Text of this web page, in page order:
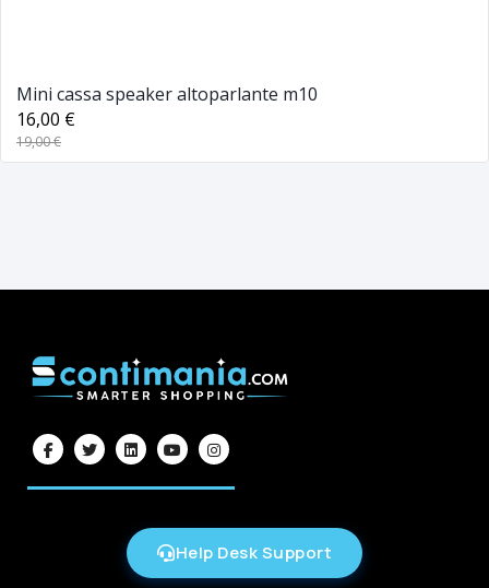
Mini cassa speaker altoparlante m10
16,00 €
19,00 €
Help Desk Support